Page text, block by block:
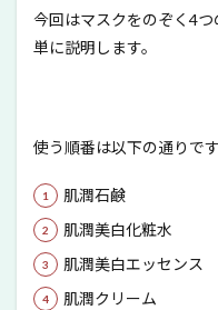
今回はマスクをのぞく4
単に説明します。
使う順番は以下の通りです
肌潤石鹸
肌潤美白化粧水
肌潤美白エッセンス
肌潤クリーム